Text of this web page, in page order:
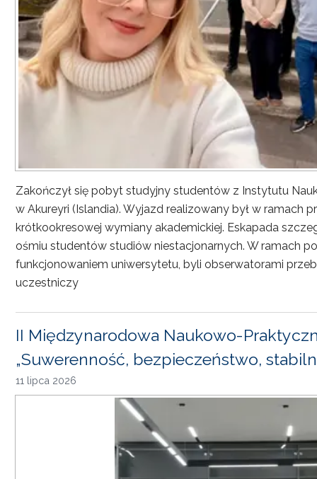
Zakończył się pobyt studyjny studentów z Instytutu
w Akureyri (Islandia). Wyjazd realizowany był w ramach
krótkookresowej wymiany akademickiej. Eskapada
ośmiu studentów studiów niestacjonarnych. W ramach
funkcjonowaniem uniwersytetu, byli obserwatorami
uczestniczy
II Międzynarodowa Naukowo-
„Suwerenność, bezpieczeństwo,
11 lipca 2026